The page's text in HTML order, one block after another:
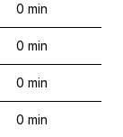
0 min
0 min
0 min
0 min